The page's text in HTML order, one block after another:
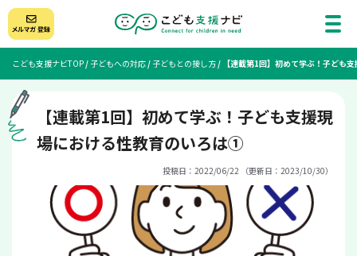
こども支援ナビTOP/子どもへの対応/子どもとの接し方/ 【連載第1回】初めて学ぶ！子ども
【連載第1回】初めて学ぶ！子ども支援現
場における性教育のいろは①
投稿日：2022/06/22 （更新日：2023/10/30）